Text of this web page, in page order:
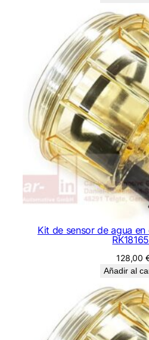
Kit de sensor de agua
128,00
Añadir al